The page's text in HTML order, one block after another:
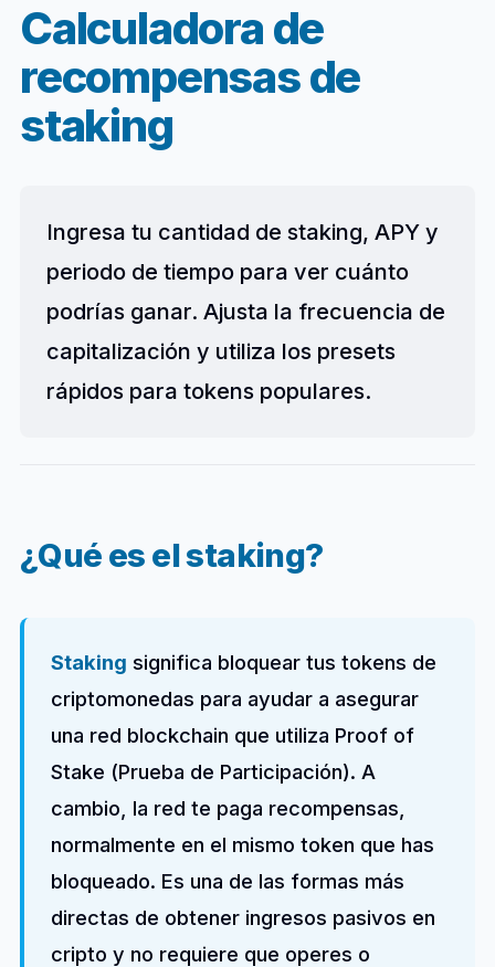
Calculadora de
recompensas de
staking
Ingresa tu cantidad de staking, APY y
periodo de tiempo para ver cuánto
podrías ganar. Ajusta la frecuencia de
capitalización y utiliza los presets
rápidos para tokens populares.
¿Qué es el staking?
Staking significa bloquear tus tokens de
criptomonedas para ayudar a asegurar
una red blockchain que utiliza Proof of
Stake (Prueba de Participación). A
cambio, la red te paga recompensas,
normalmente en el mismo token que has
bloqueado. Es una de las formas más
directas de obtener ingresos pasivos en
cripto y no requiere que operes o